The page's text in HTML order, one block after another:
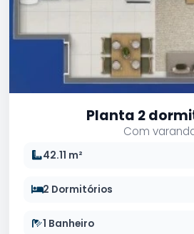
Planta 2
Com
42.11 m²
2 Dormitórios
1 Banheiro